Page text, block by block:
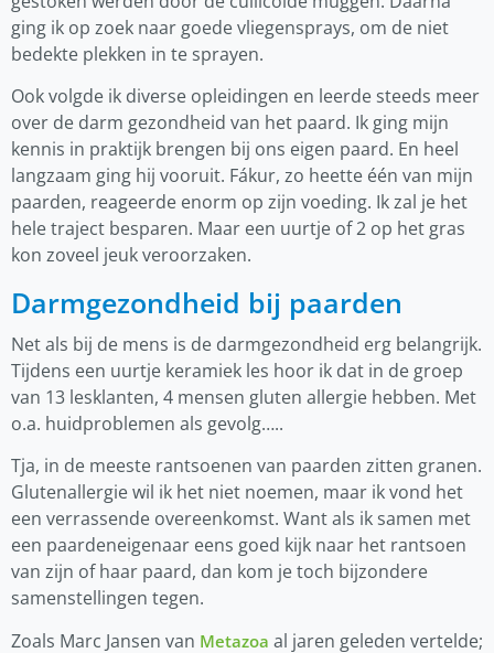
ging ik op zoek naar goede vliegensprays, om de niet
bedekte plekken in te sprayen.
Ook volgde ik diverse opleidingen en leerde steeds meer
over de darm gezondheid van het paard. Ik ging mijn
kennis in praktijk brengen bij ons eigen paard. En heel
langzaam ging hij vooruit. Fákur, zo heette één van mijn
paarden, reageerde enorm op zijn voeding. Ik zal je het
hele traject besparen. Maar een uurtje of 2 op het gras
kon zoveel jeuk veroorzaken.
Darmgezondheid bij paarden
Net als bij de mens is de darmgezondheid erg belangrijk.
Tijdens een uurtje keramiek les hoor ik dat in de groep
van 13 lesklanten, 4 mensen gluten allergie hebben. Met
o.a. huidproblemen als gevolg…..
Tja, in de meeste rantsoenen van paarden zitten granen.
Glutenallergie wil ik het niet noemen, maar ik vond het
een verrassende overeenkomst. Want als ik samen met
een paardeneigenaar eens goed kijk naar het rantsoen
van zijn of haar paard, dan kom je toch bijzondere
samenstellingen tegen.
Zoals Marc Jansen van Metazoa al jaren geleden vertelde;